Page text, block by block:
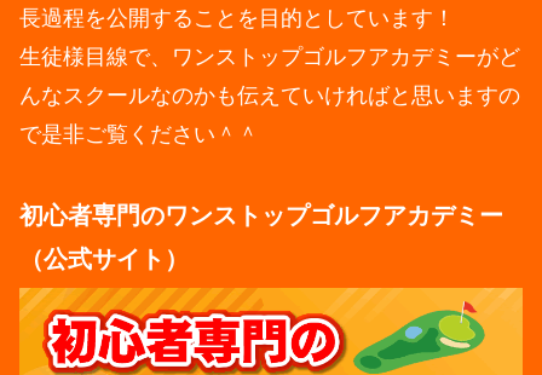
長過程を公開することを目的としています！
生徒様目線で、ワンストップゴルフアカデミーがど
んなスクールなのかも伝えていければと思いますの
で是非ご覧ください＾＾
初心者専門のワンストップゴルフアカデミー
（公式サイト）